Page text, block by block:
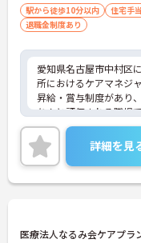
駅から徒歩10分以内 住宅手
退職金制度あり
愛知県名古屋市中村区
所におけるケアマネジ
昇給・賞与制度があり
ちんと評価される職場
につながります。
ご興味のある方には、
に詳細をご案内します
い！
詳細を見
医療法人なるみ会ケアプラ